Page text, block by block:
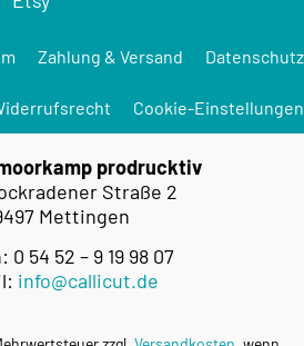
Zahlung & Versand Datenschutz
Cookie-Einstellungen
prodrucktiv
Straße 2
Mettingen
0 54 52 – 9 19 98 07
info@callicut.de